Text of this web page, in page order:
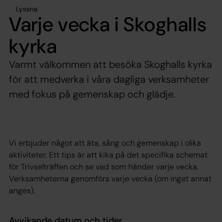
Lyssna
Varje vecka i Skoghalls
kyrka
Varmt välkommen att besöka Skoghalls kyrka
för att medverka i våra dagliga verksamheter
med fokus på gemenskap och glädje.
Vi erbjuder något att äta, sång och gemenskap i olika
aktiviteter. Ett tips är att kika på det specifika schemat
för Trivselträffen och se vad som händer varje vecka.
Verksamheterna genomförs varje vecka (om inget annat
anges).